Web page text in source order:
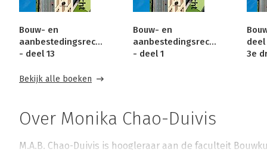
Bouw- en
aanbestedingsrecht
- deel 13
Bouw- en
aanbestedingsrecht
- deel 1
deel
3e
Bekijk alle boeken
Over Monika Chao-Duivis
M.A.B. Chao-Duivis is hoogleraar aan de faculteit